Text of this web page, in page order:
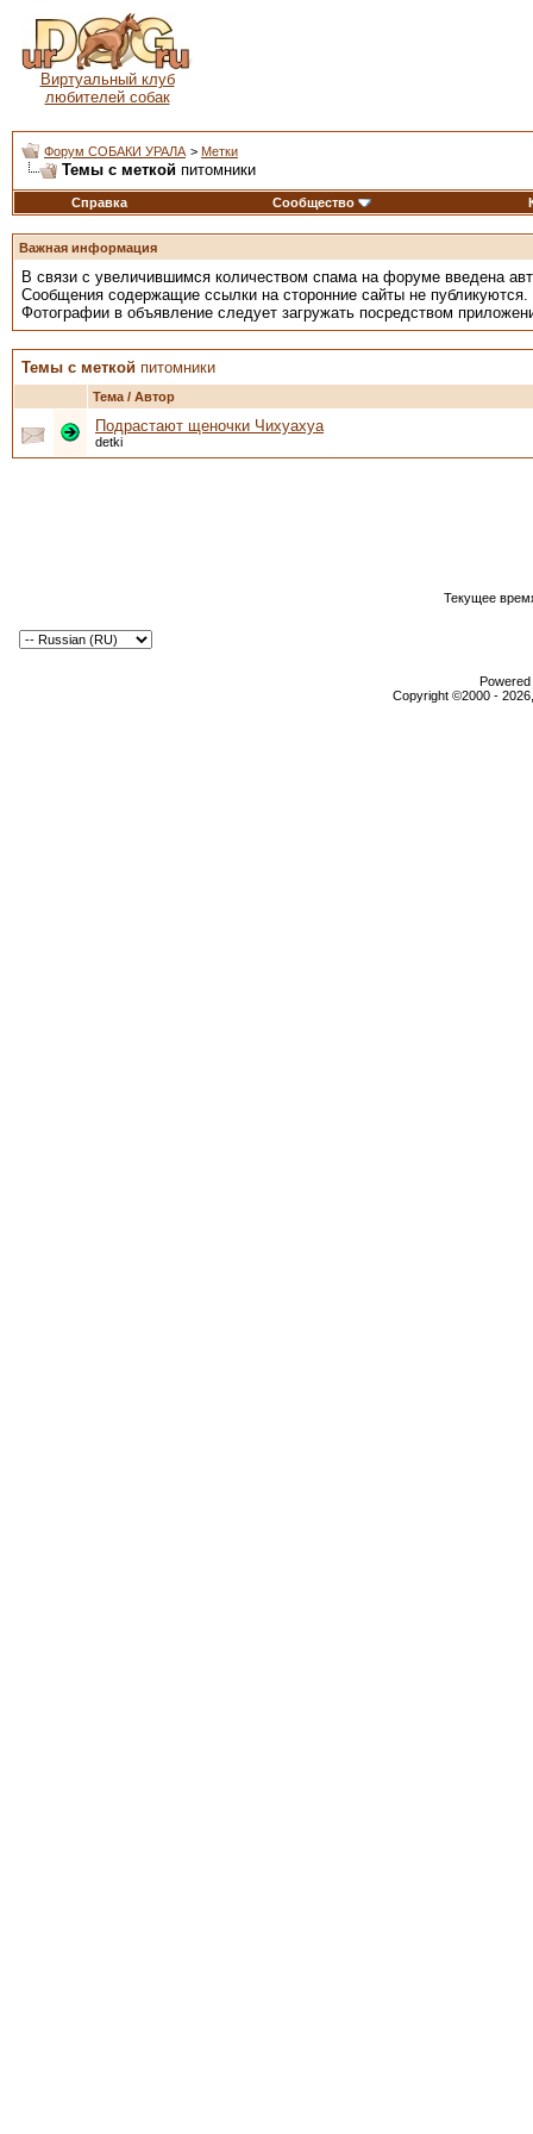
Виртуальный клуб
любителей собак
Форум СОБАКИ УРАЛА > Метки
Темы с меткой питомники
Справка Сообщество
Важная информация
В связи с увеличившимся количеством спама на форуме введена
Сообщения содержащие ссылки на сторонние сайты не публикуются.
Фотографии в объявление следует загружать посредством
Темы с меткой питомники
Тема / Автор
Подрастают щеночки Чихуахуа
detki
Текущее
Copyright ©2000 -